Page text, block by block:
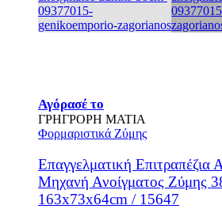
Αγόρασέ το
ΓΡΗΓΡΟΡΗ ΜΑΤΙΑ
Φορμαριστικά Ζύμης
Επαγγελματική Επιτραπέζια
Μηχανή Ανοίγματος Ζύμης
163x73x64cm / 15647